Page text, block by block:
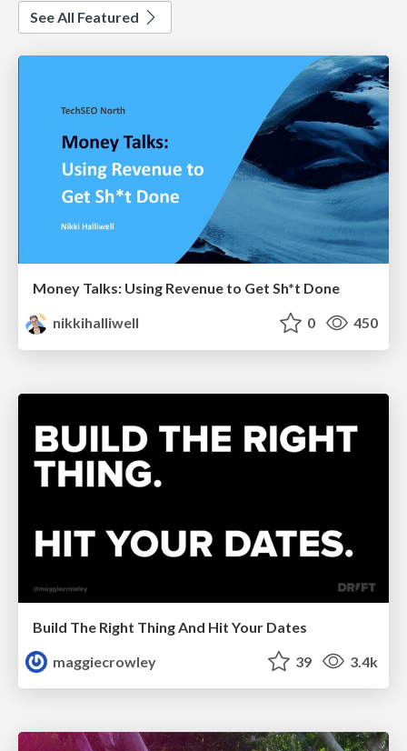
See All Featured
Money Talks: Using Revenue to Get Sh*t Done
nikkihalliwell
0 450
Build The Right Thing And Hit Your Dates
maggiecrowley
39 3.4k